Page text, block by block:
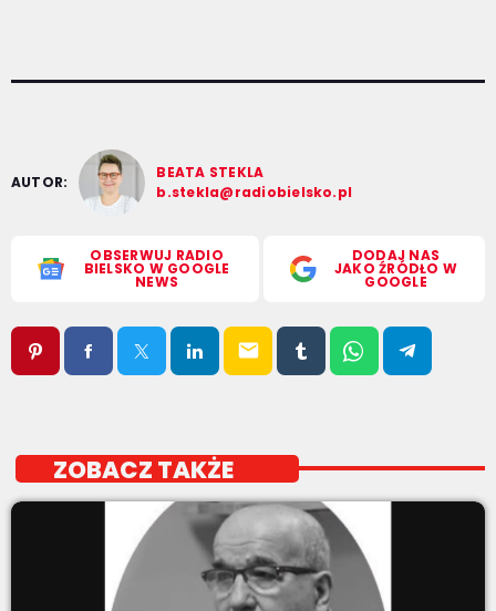
AUTOR:
BEATA STEKLA
b.stekla@radiobielsko.pl
OBSERWUJ RADIO
BIELSKO W GOOGLE
NEWS
DODAJ NAS
JAKO ŹRÓDŁO W
GOOGLE
email
ZOBACZ TAKŻE